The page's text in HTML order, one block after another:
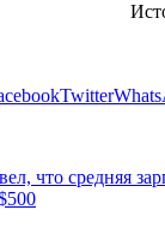
Twitter
что средняя